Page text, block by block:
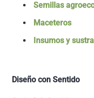
Semillas
Maceteros
Insumos y
Diseño con Sentido